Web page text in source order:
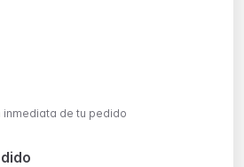
de tu pedido